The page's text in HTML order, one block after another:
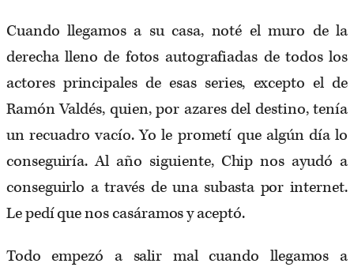
Cuando llegamos a su casa, noté el muro de la
derecha lleno de fotos autografiadas de todos los
actores principales de esas series, excepto el de
Ramón Valdés, quien, por azares del destino, tenía
un recuadro vacío. Yo le prometí que algún día lo
conseguiría. Al año siguiente, Chip nos ayudó a
conseguirlo a través de una subasta por internet.
Le pedí que nos casáramos y aceptó.
Todo empezó a salir mal cuando llegamos a